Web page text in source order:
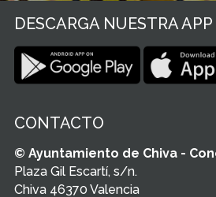
DESCARGA NUESTRA APP
CONTACTO
© Ayuntamiento de Chiva -
Plaza Gil Escartí, s/n.
Chiva 46370 Valencia